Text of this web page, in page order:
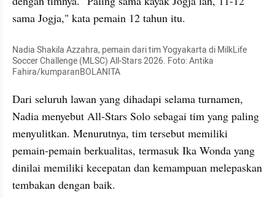
sama Jogja," kata pemain 12 tahun itu.
Nadia Shakila Azzahra, pemain dari tim Yogyakarta di MilkLife
Soccer Challenge (MLSC) All-Stars 2026. Foto: Antika
Fahira/kumparanBOLANITA
Dari seluruh lawan yang dihadapi selama turnamen,
Nadia menyebut All-Stars Solo sebagai tim yang paling
menyulitkan. Menurutnya, tim tersebut memiliki
pemain-pemain berkualitas, termasuk Ika Wonda yang
dinilai memiliki kecepatan dan kemampuan melepaskan
tembakan dengan baik.